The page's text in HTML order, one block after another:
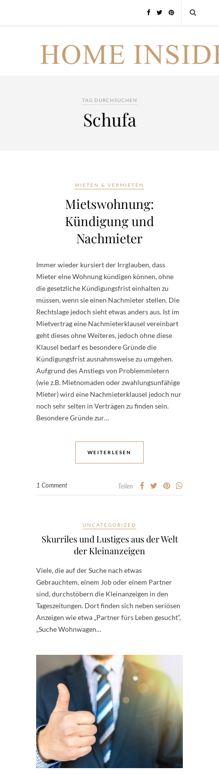
TAG DURCHSUCHEN
Schufa
MIETEN & VERMIETEN
Mietswohnung:
Kündigung und
Nachmieter
Immer wieder kursiert der Irrglauben, dass
Mieter eine Wohnung kündigen können, ohne
die gesetzliche Kündigungsfrist einhalten zu
müssen, wenn sie einen Nachmieter stellen. Die
Rechtslage jedoch sieht etwas anders aus. Ist im
Mietvertrag eine Nachmieterklausel vereinbart
geht dieses ohne Weiteres, jedoch ohne diese
Klausel bedarf es besondere Gründe die
Kündigungsfrist ausnahmsweise zu umgehen.
Aufgrund des Anstiegs von Problemmietern
(wie z.B. Mietnomaden oder zwahlungsunfähige
Mieter) wird eine Nachmieterklausel jedoch nur
noch sehr selten in Verträgen zu finden sein.
Besondere Gründe zur…
WEITERLESEN
1 Comment Teilen
UNCATEGORIZED
Skurriles und Lustiges aus der Welt
der Kleinanzeigen
Viele, die auf der Suche nach etwas
Gebrauchtem, einem Job oder einem Partner
sind, durchstöbern die Kleinanzeigen in den
Tageszeitungen. Dort finden sich neben seriösen
Anzeigen wie etwa „Partner fürs Leben gesucht“,
„Suche Wohnwagen…